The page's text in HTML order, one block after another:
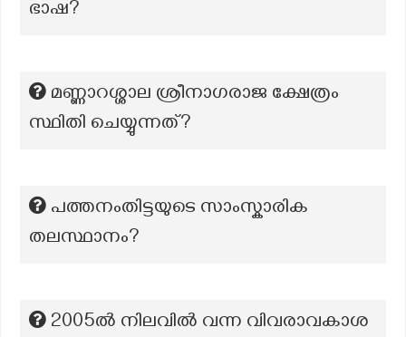
ഭാഷ?
മണ്ണാറശ്ശാല ശ്രീനാഗരാജ ക്ഷേത്രം
സ്ഥിതി ചെയ്യുന്നത്?
പത്തനംതിട്ടയുടെ സാംസ്കാരിക
തലസ്ഥാനം?
2005ൽ നിലവിൽ വന്ന വിവരാവകാശ